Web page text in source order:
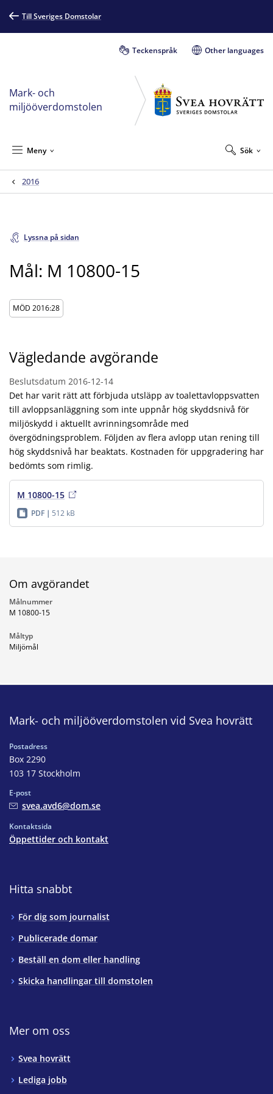
Till Sveriges Domstolar
Teckenspråk Other languages
Mark- och
miljööverdomstolen
Sök
Meny
2016
Lyssna på sidan
Mål: M 10800-15
MÖD 2016:28
Vägledande avgörande
Beslutsdatum 2016-12-14
Det har varit rätt att förbjuda utsläpp av toalettavloppsvatten
till avloppsanläggning som inte uppnår hög skyddsnivå för
miljöskydd i aktuellt avrinningsområde med
övergödningsproblem. Följden av flera avlopp utan rening till
hög skyddsnivå har beaktats. Kostnaden för uppgradering har
bedömts som rimlig.
M 10800-15
PDF 512 kB
Om avgörandet
Målnummer
M 10800-15
Måltyp
Miljömål
Mark- och miljööverdomstolen vid Svea hovrätt
Postadress
Box 2290
103 17 Stockholm
E-post
svea.avd6@dom.se
Kontaktsida
Öppettider och kontakt
Hitta snabbt
För dig som journalist
Publicerade domar
Beställ en dom eller handling
Skicka handlingar till domstolen
Mer om oss
Svea hovrätt
Lediga jobb